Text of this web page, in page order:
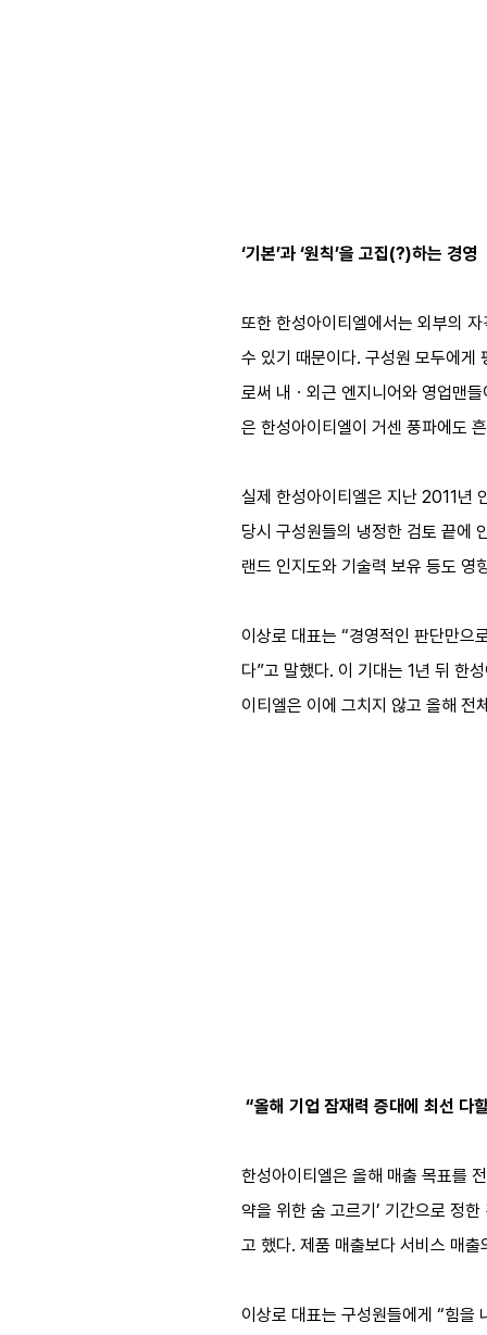
‘기본’과 ‘원칙’을 고집(?)하는 경영
또한 한성아이티엘에서는 외부의
수 있기 때문이다. 구성원 모두에게
로써 내ㆍ외근 엔지니어와 영업맨
은 한성아이티엘이 거센 풍파에도
실제 한성아이티엘은 지난 2011년
당시 구성원들의 냉정한 검토 끝에
랜드 인지도와 기술력 보유 등도 영
이상로 대표는 “경영적인 판단만으
다”고 말했다. 이 기대는 1년 뒤 한
이티엘은 이에 그치지 않고 올해 전
“올해 기업 잠재력 증대에 최선 다
한성아이티엘은 올해 매출 목표를
약을 위한 숨 고르기’ 기간으로 정
고 했다. 제품 매출보다 서비스 매
이상로 대표는 구성원들에게 “힘을